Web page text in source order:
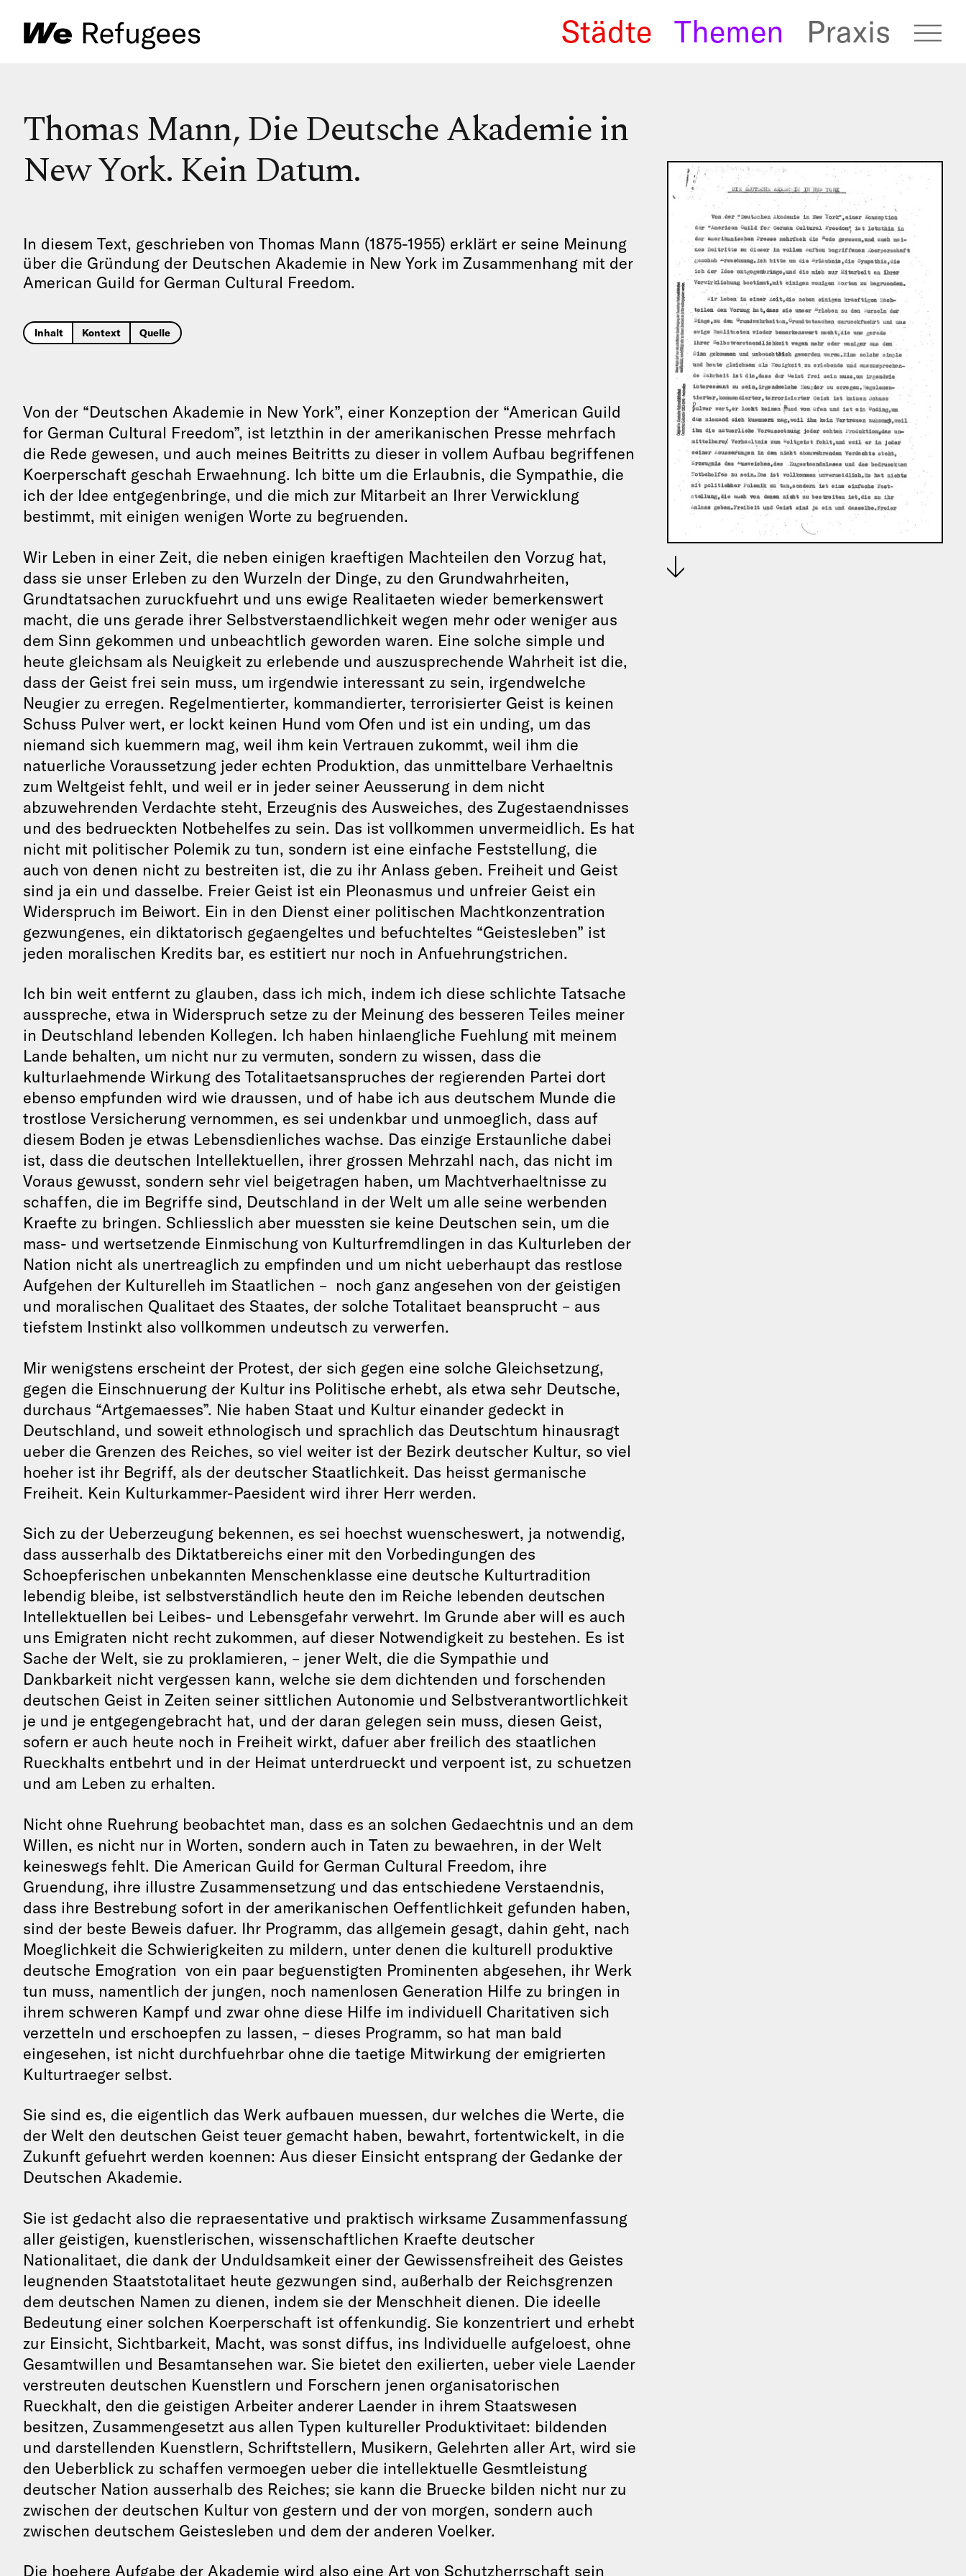
We Refugees Archive
Städte Themen Praxis
Thomas Mann, Die Deutsche Akademie in
New York. Kein Datum.
In diesem Text, geschrieben von Thomas Mann (1875-1955) erklärt er seine Meinung
über die Gründung der Deutschen Akademie in New York im Zusammenhang mit der
American Guild for German Cultural Freedom.
Inhalt Kontext Quelle
Von der “Deutschen Akademie in New York”, einer Konzeption der “American Guild
for German Cultural Freedom”, ist letzthin in der amerikanischen Presse mehrfach
die Rede gewesen, und auch meines Beitritts zu dieser in vollem Aufbau begriffenen
Koerperschaft geschah Erwaehnung. Ich bitte um die Erlaubnis, die Sympathie, die
ich der Idee entgegenbringe, und die mich zur Mitarbeit an Ihrer Verwicklung
bestimmt, mit einigen wenigen Worte zu begruenden.
Wir Leben in einer Zeit, die neben einigen kraeftigen Machteilen den Vorzug hat,
dass sie unser Erleben zu den Wurzeln der Dinge, zu den Grundwahrheiten,
Grundtatsachen zuruckfuehrt und uns ewige Realitaeten wieder bemerkenswert
macht, die uns gerade ihrer Selbstverstaendlichkeit wegen mehr oder weniger aus
dem Sinn gekommen und unbeachtlich geworden waren. Eine solche simple und
heute gleichsam als Neuigkeit zu erlebende und auszusprechende Wahrheit ist die,
dass der Geist frei sein muss, um irgendwie interessant zu sein, irgendwelche
Neugier zu erregen. Regelmentierter, kommandierter, terrorisierter Geist is keinen
Schuss Pulver wert, er lockt keinen Hund vom Ofen und ist ein unding, um das
niemand sich kuemmern mag, weil ihm kein Vertrauen zukommt, weil ihm die
natuerliche Voraussetzung jeder echten Produktion, das unmittelbare Verhaeltnis
zum Weltgeist fehlt, und weil er in jeder seiner Aeusserung in dem nicht
abzuwehrenden Verdachte steht, Erzeugnis des Ausweiches, des Zugestaendnisses
und des bedrueckten Notbehelfes zu sein. Das ist vollkommen unvermeidlich. Es hat
nicht mit politischer Polemik zu tun, sondern ist eine einfache Feststellung, die
auch von denen nicht zu bestreiten ist, die zu ihr Anlass geben. Freiheit und Geist
sind ja ein und dasselbe. Freier Geist ist ein Pleonasmus und unfreier Geist ein
Widerspruch im Beiwort. Ein in den Dienst einer politischen Machtkonzentration
gezwungenes, ein diktatorisch gegaengeltes und befuchteltes “Geistesleben” ist
jeden moralischen Kredits bar, es estitiert nur noch in Anfuehrungstrichen.
Ich bin weit entfernt zu glauben, dass ich mich, indem ich diese schlichte Tatsache
ausspreche, etwa in Widerspruch setze zu der Meinung des besseren Teiles meiner
in Deutschland lebenden Kollegen. Ich haben hinlaengliche Fuehlung mit meinem
Lande behalten, um nicht nur zu vermuten, sondern zu wissen, dass die
kulturlaehmende Wirkung des Totalitaetsanspruches der regierenden Partei dort
ebenso empfunden wird wie draussen, und of habe ich aus deutschem Munde die
trostlose Versicherung vernommen, es sei undenkbar und unmoeglich, dass auf
diesem Boden je etwas Lebensdienliches wachse. Das einzige Erstaunliche dabei
ist, dass die deutschen Intellektuellen, ihrer grossen Mehrzahl nach, das nicht im
Voraus gewusst, sondern sehr viel beigetragen haben, um Machtverhaeltnisse zu
schaffen, die im Begriffe sind, Deutschland in der Welt um alle seine werbenden
Kraefte zu bringen. Schliesslich aber muessten sie keine Deutschen sein, um die
mass- und wertsetzende Einmischung von Kulturfremdlingen in das Kulturleben der
Nation nicht als unertreaglich zu empfinden und um nicht ueberhaupt das restlose
Aufgehen der Kulturelleh im Staatlichen – noch ganz angesehen von der geistigen
und moralischen Qualitaet des Staates, der solche Totalitaet beansprucht – aus
tiefstem Instinkt also vollkommen undeutsch zu verwerfen.
Mir wenigstens erscheint der Protest, der sich gegen eine solche Gleichsetzung,
gegen die Einschnuerung der Kultur ins Politische erhebt, als etwa sehr Deutsche,
durchaus “Artgemaesses”. Nie haben Staat und Kultur einander gedeckt in
Deutschland, und soweit ethnologisch und sprachlich das Deutschtum hinausragt
ueber die Grenzen des Reiches, so viel weiter ist der Bezirk deutscher Kultur, so viel
hoeher ist ihr Begriff, als der deutscher Staatlichkeit. Das heisst germanische
Freiheit. Kein Kulturkammer-Paesident wird ihrer Herr werden.
Sich zu der Ueberzeugung bekennen, es sei hoechst wuenscheswert, ja notwendig,
dass ausserhalb des Diktatbereichs einer mit den Vorbedingungen des
Schoepferischen unbekannten Menschenklasse eine deutsche Kulturtradition
lebendig bleibe, ist selbstverständlich heute den im Reiche lebenden deutschen
Intellektuellen bei Leibes- und Lebensgefahr verwehrt. Im Grunde aber will es auch
uns Emigraten nicht recht zukommen, auf dieser Notwendigkeit zu bestehen. Es ist
Sache der Welt, sie zu proklamieren, – jener Welt, die die Sympathie und
Dankbarkeit nicht vergessen kann, welche sie dem dichtenden und forschenden
deutschen Geist in Zeiten seiner sittlichen Autonomie und Selbstverantwortlichkeit
je und je entgegengebracht hat, und der daran gelegen sein muss, diesen Geist,
sofern er auch heute noch in Freiheit wirkt, dafuer aber freilich des staatlichen
Rueckhalts entbehrt und in der Heimat unterdrueckt und verpoent ist, zu schuetzen
und am Leben zu erhalten.
Nicht ohne Ruehrung beobachtet man, dass es an solchen Gedaechtnis und an dem
Willen, es nicht nur in Worten, sondern auch in Taten zu bewaehren, in der Welt
keineswegs fehlt. Die American Guild for German Cultural Freedom, ihre
Gruendung, ihre illustre Zusammensetzung und das entschiedene Verstaendnis,
dass ihre Bestrebung sofort in der amerikanischen Oeffentlichkeit gefunden haben,
sind der beste Beweis dafuer. Ihr Programm, das allgemein gesagt, dahin geht, nach
Moeglichkeit die Schwierigkeiten zu mildern, unter denen die kulturell produktive
deutsche Emogration von ein paar beguenstigten Prominenten abgesehen, ihr Werk
tun muss, namentlich der jungen, noch namenlosen Generation Hilfe zu bringen in
ihrem schweren Kampf und zwar ohne diese Hilfe im individuell Charitativen sich
verzetteln und erschoepfen zu lassen, – dieses Programm, so hat man bald
eingesehen, ist nicht durchfuehrbar ohne die taetige Mitwirkung der emigrierten
Kulturtraeger selbst.
Sie sind es, die eigentlich das Werk aufbauen muessen, dur welches die Werte, die
der Welt den deutschen Geist teuer gemacht haben, bewahrt, fortentwickelt, in die
Zukunft gefuehrt werden koennen: Aus dieser Einsicht entsprang der Gedanke der
Deutschen Akademie.
Sie ist gedacht also die repraesentative und praktisch wirksame Zusammenfassung
aller geistigen, kuenstlerischen, wissenschaftlichen Kraefte deutscher
Nationalitaet, die dank der Unduldsamkeit einer der Gewissensfreiheit des Geistes
leugnenden Staatstotalitaet heute gezwungen sind, außerhalb der Reichsgrenzen
dem deutschen Namen zu dienen, indem sie der Menschheit dienen. Die ideelle
Bedeutung einer solchen Koerperschaft ist offenkundig. Sie konzentriert und erhebt
zur Einsicht, Sichtbarkeit, Macht, was sonst diffus, ins Individuelle aufgeloest, ohne
Gesamtwillen und Besamtansehen war. Sie bietet den exilierten, ueber viele Laender
verstreuten deutschen Kuenstlern und Forschern jenen organisatorischen
Rueckhalt, den die geistigen Arbeiter anderer Laender in ihrem Staatswesen
besitzen, Zusammengesetzt aus allen Typen kultureller Produktivitaet: bildenden
und darstellenden Kuenstlern, Schriftstellern, Musikern, Gelehrten aller Art, wird sie
den Ueberblick zu schaffen vermoegen ueber die intellektuelle Gesmtleistung
deutscher Nation ausserhalb des Reiches; sie kann die Bruecke bilden nicht nur zu
zwischen der deutschen Kultur von gestern und der von morgen, sondern auch
zwischen deutschem Geistesleben und dem der anderen Voelker.
Die hoehere Aufgabe der Akademie wird also eine Art von Schutzherrschaft sein